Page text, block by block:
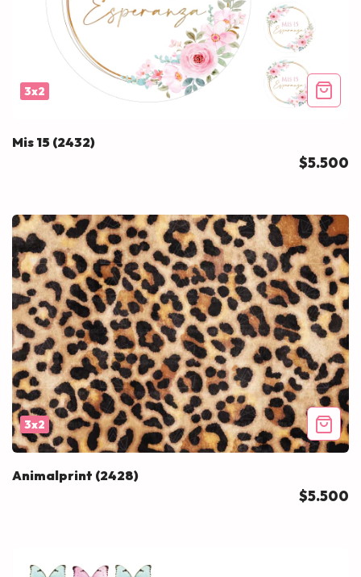
3x2
Mis 15 (2432)
$5.500
3x2
Animalprint (2428)
$5.500